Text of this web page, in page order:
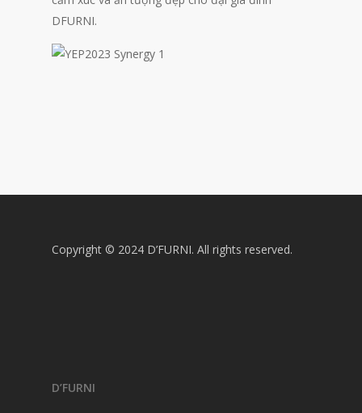
DFURNI.
Copyright © 2024 D’FURNI. All rights reserved.
D’FURNI